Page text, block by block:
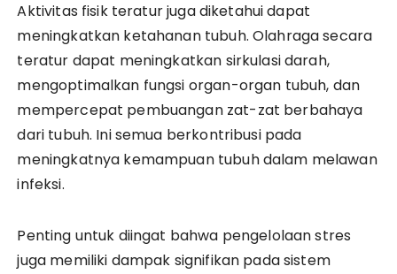
Aktivitas fisik teratur juga diketahui dapat
meningkatkan ketahanan tubuh. Olahraga secara
teratur dapat meningkatkan sirkulasi darah,
mengoptimalkan fungsi organ-organ tubuh, dan
mempercepat pembuangan zat-zat berbahaya
dari tubuh. Ini semua berkontribusi pada
meningkatnya kemampuan tubuh dalam melawan
infeksi.
Penting untuk diingat bahwa pengelolaan stres
juga memiliki dampak signifikan pada sistem